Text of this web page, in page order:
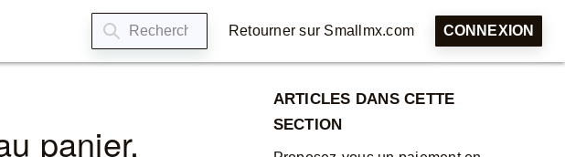
Retourner sur Smallmx.com CONNEXION
panier.
ARTICLES DANS CETTE
SECTION